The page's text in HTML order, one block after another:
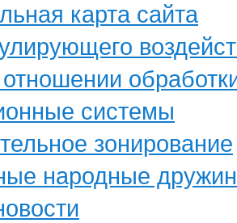
карта сайта
системы
зонирование
народные